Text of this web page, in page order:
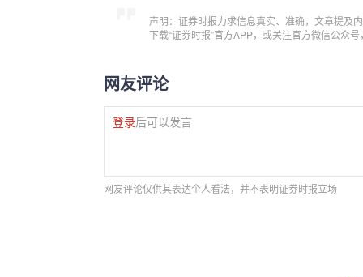
声明：证券时报力求信息真实、准确，文章提及
下载“证券时报”官方APP，或关注官方微信公众
网友评论
登录后可以发言
网友评论仅供其表达个人看法，并不表明证券时报立场